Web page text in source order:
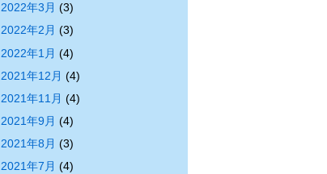
2022年3月 (3)
2022年2月 (3)
2022年1月 (4)
2021年12月 (4)
2021年11月 (4)
2021年9月 (4)
2021年8月 (3)
2021年7月 (4)